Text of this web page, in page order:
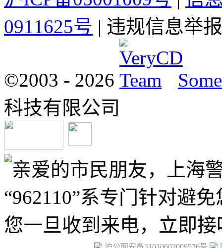
0911625号 | 违规信息举
©2003 - 2026
科技有限公司